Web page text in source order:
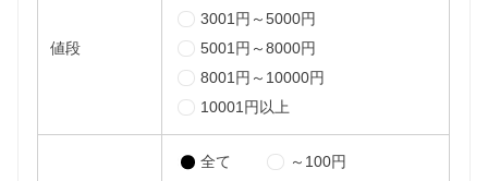
値段
3001円～5000円
5001円～8000円
8001円～10000円
10001円以上
全て
～100円